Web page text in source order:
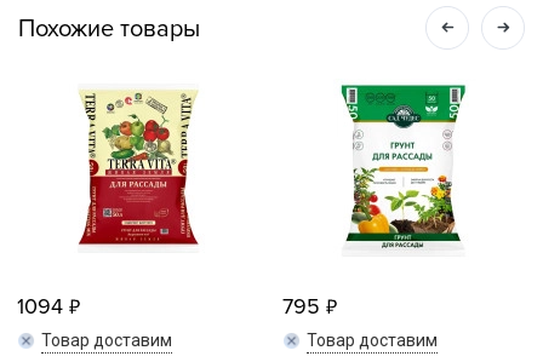
Похожие товары
1094
Товар доставим
795
Товар доставим